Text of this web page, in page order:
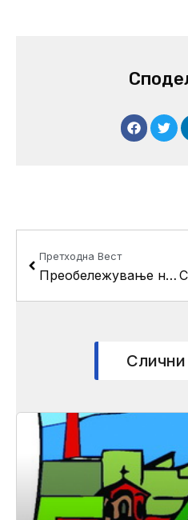
Претходна Вест
Преобележување на пешачките премини во општина Кисела Вода
Слични